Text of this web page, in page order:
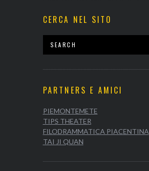
CERCA NEL SITO
PARTNERS E AMICI
PIEMONTEMETE
TIPS THEATER
FILODRAMMATICA PIACENTINA
TAI JI QUAN